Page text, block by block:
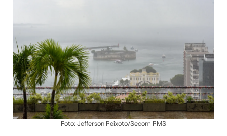
Foto: Jefferson Peixoto/Secom PMS